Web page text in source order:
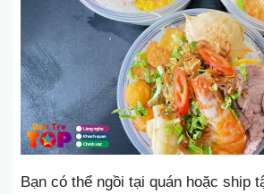
Bạn có thể ngồi tại quán hoặc ship